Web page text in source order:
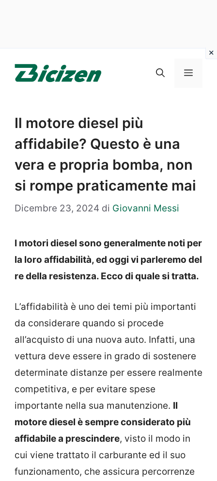
Menu
Il motore diesel più
affidabile? Questo è una
vera e propria bomba, non
si rompe praticamente mai
Dicembre 23, 2024 di Giovanni Messi
I motori diesel sono generalmente noti per
la loro affidabilità, ed oggi vi parleremo del
re della resistenza. Ecco di quale si tratta.
L’affidabilità è uno dei temi più importanti
da considerare quando si procede
all’acquisto di una nuova auto. Infatti, una
vettura deve essere in grado di sostenere
determinate distanze per essere realmente
competitiva, e per evitare spese
importante nella sua manutenzione. Il
motore diesel è sempre considerato più
affidabile a prescindere, visto il modo in
cui viene trattato il carburante ed il suo
funzionamento, che assicura percorrenze